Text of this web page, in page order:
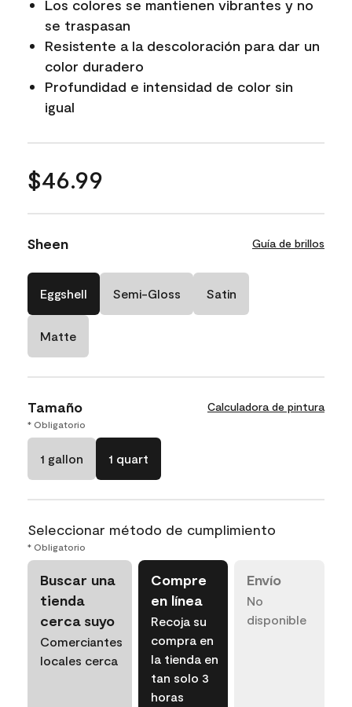
Los colores se mantienen vibrantes y no
se traspasan
Resistente a la descoloración para dar un
color duradero
Profundidad e intensidad de color sin
igual
$46.99
Sheen Guía de brillos
Eggshell Semi-Gloss Satin
Matte
Tamaño Calculadora de pintura
* Obligatorio
1 gallon 1 quart
Seleccionar método de cumplimiento
* Obligatorio
Buscar una
tienda
cerca suyo
Comerciantes
locales cerca
Compre
en línea
Recoja su
compra en
la tienda en
tan solo 3
horas
Envío
No
disponible